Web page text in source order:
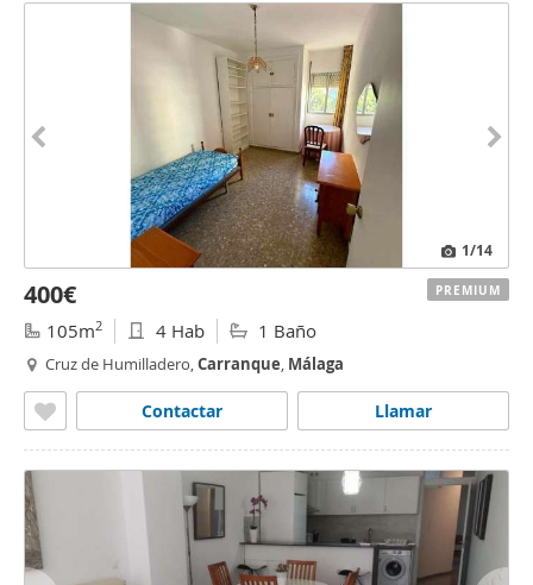
1/14
400€
105m2 4 Hab 1 Baño
Cruz de Humilladero,Carranque, Málaga
Llamar
Contactar
PREMIUM